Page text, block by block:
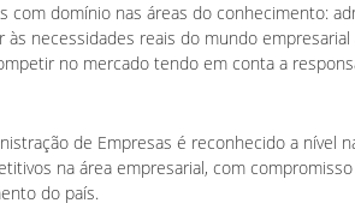
com domínio nas áreas do conhecimento:
às necessidades reais do mundo
no mercado tendo em conta a
de Empresas é reconhecido a nível
na área empresarial, com
do país.